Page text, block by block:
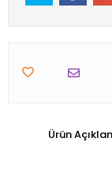
Ürün